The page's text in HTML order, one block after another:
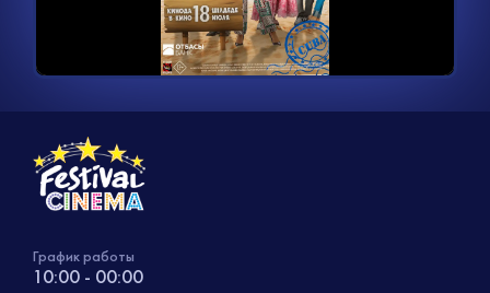
видео
График работы
10:00 - 00:00